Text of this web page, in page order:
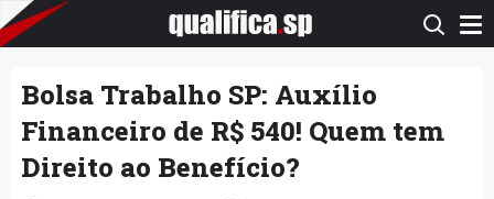
QualificaSP.com
Bolsa Trabalho SP: Auxílio
Financeiro de R$ 540! Quem tem
Direito ao Benefício?